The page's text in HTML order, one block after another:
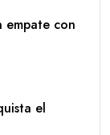
empate con
el